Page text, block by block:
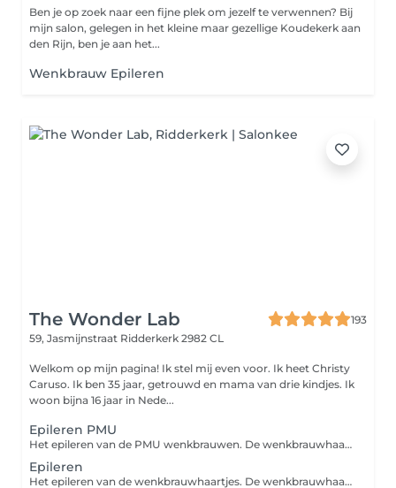
Ben je op zoek naar een fijne plek om jezelf te verwennen? Bij
mijn salon, gelegen in het kleine maar gezellige Koudekerk aan
den Rijn, ben je aan het...
Wenkbrauw Epileren
The Wonder Lab
193
59, Jasmijnstraat Ridderkerk 2982 CL
Welkom op mijn pagina! Ik stel mij even voor. Ik heet Christy
Caruso. Ik ben 35 jaar, getrouwd en mama van drie kindjes. Ik
woon bijna 16 jaar in Nede...
Epileren PMU
Het epileren van de PMU wenkbrauwen. De wenkbrauwhaartjes worden door middel van een pincet verwijdert en als finishing touch wordt een Brow Gel gebruikt en strak gemaakt met een highlighter.
Epileren
Het epileren van de wenkbrauwhaartjes. De wenkbrauwhaartjes worden door middel van een pincet verwijdert en als finishing touch worden de wenkbrauwen gestijlt met een Brow Gel en strak gemaakt met een highlighter.